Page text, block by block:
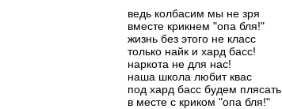
ведь колбасим мы не зря
вместе крикнем "опа бля!"
жизнь без этого не класс
только найк и хард басс!
наркота не для нас!
наша школа любит квас
под хард басс будем плясать
в месте с криком "опа бля!"